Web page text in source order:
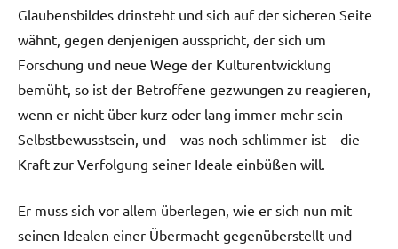
Glaubensbildes drinsteht und sich auf der sicheren Seite
wähnt, gegen denjenigen ausspricht, der sich um
Forschung und neue Wege der Kulturentwicklung
bemüht, so ist der Betroffene gezwungen zu reagieren,
wenn er nicht über kurz oder lang immer mehr sein
Selbstbewusstsein, und – was noch schlimmer ist – die
Kraft zur Verfolgung seiner Ideale einbüßen will.
Er muss sich vor allem überlegen, wie er sich nun mit
seinen Idealen einer Übermacht gegenüberstellt und